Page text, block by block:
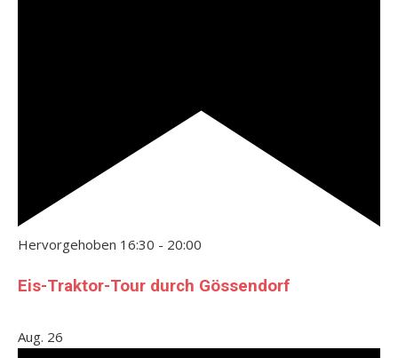
Hervorgehoben 16:30 - 20:00
Eis-Traktor-Tour durch Gössendorf
Aug. 26